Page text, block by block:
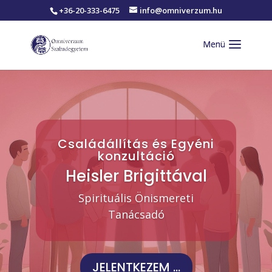
+36-20-333-6475 info@omniverzum.hu
Családállítás és Egyéni
konzultáció
Heisler Brigittával
Spirituális Önismereti
Tanácsadó
JELENTKEZEM ...